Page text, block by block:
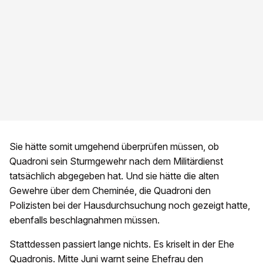
Sie hätte somit umgehend überprüfen müssen, ob
Quadroni sein Sturmgewehr nach dem Militärdienst
tatsächlich abgegeben hat. Und sie hätte die alten
Gewehre über dem Cheminée, die Quadroni den
Polizisten bei der Hausdurchsuchung noch gezeigt hatte,
ebenfalls beschlagnahmen müssen.
Stattdessen passiert lange nichts. Es kriselt in der Ehe
Quadronis. Mitte Juni warnt seine Ehefrau den